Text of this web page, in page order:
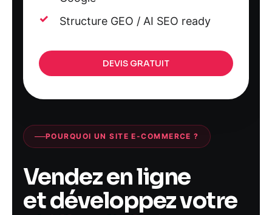
Structure GEO / AI SEO ready
DEVIS GRATUIT
POURQUOI UN SITE E-COMMERCE ?
Vendez en ligne
et développez votre